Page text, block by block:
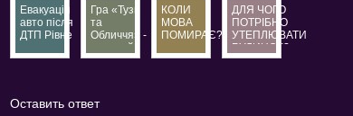
Евакуація
авто після
ДТП Рівне
терміновий
Гра «Тузи
та
Обличчя» -
окремий
вид
КОЛИ
МОВА
ПОМИРАЄ?
ДЛЯ ЧОГО
ПОТРІБНО
УТЕПЛЮВАТИ
БУДИНОК?
Оставить ответ